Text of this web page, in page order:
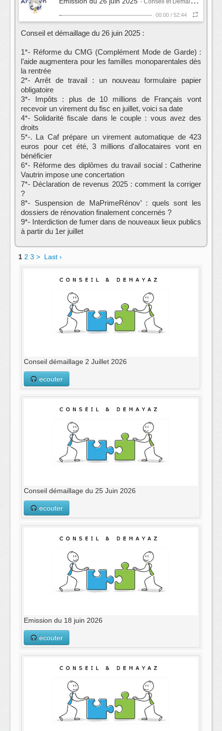
- Conseil et Démaillage
00:00 / 52:44
Conseil et démaillage du 26 juin 2025 :
1*- Réforme du CMG (Complément Mode de Garde) :
l’aide augmentera pour les familles monoparentales dès
la rentrée
2*- Arrêt de travail : un nouveau formulaire papier
obligatoire
3*- Impôts : plus de 10 millions de Français vont
recevoir un virement du fisc en juillet, voici sa date
4*- Solidarité fiscale dans le couple : vous avez des
droits
5*-. La Caf prépare un virement automatique de 423
euros pour cet été, 3 millions d'allocataires vont en
bénéficier
6*- Réforme des diplômes du travail social : Catherine
Vautrin impose une concertation
7*- Déclaration de revenus 2025 : comment la corriger
?
8*- Suspension de MaPrimeRénov’ : quels sont les
dossiers de rénovation finalement concernés ?
9*- Interdiction de fumer dans de nouveaux lieux publics
à partir du 1er juillet
1 2 3 > Last ›
‌Conseil démaillage 2 Juillet 2026
ecouter
Conseil démaillage du 25 Juin 2026
ecouter
Emission du 18 juin 2026
ecouter